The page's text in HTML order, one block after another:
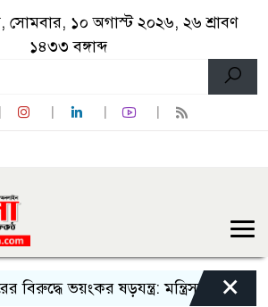
সোমবার, ১০ অগাস্ট ২০২৬, ২৬ শ্রাবণ
১৪৩৩ বঙ্গাব্দ
ভয়ংকর ষড়যন্ত্র: মন্ত্রিসভা থেকে বাদ
×